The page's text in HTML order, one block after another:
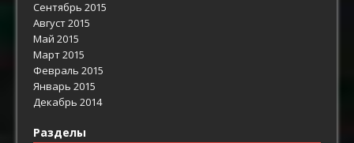
Сентябрь 2015
Август 2015
Май 2015
Март 2015
Февраль 2015
Январь 2015
Декабрь 2014
Разделы